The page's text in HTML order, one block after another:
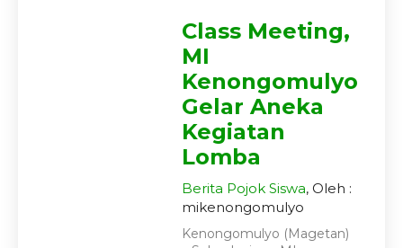
Class Meeting,
MI
Kenongomulyo
Gelar Aneka
Kegiatan
Lomba
Berita Pojok Siswa, Oleh :
mikenongomulyo
Kenongomulyo (Magetan)